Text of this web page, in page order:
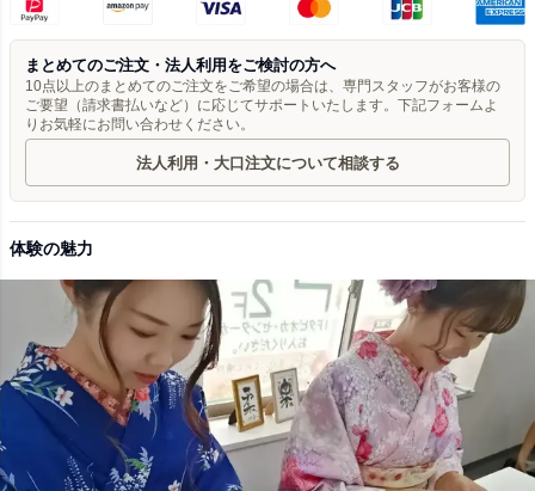
まとめてのご注文・法人利用をご検討の方へ
10点以上のまとめてのご注文をご希望の場合は、専門スタッフがお客様の
ご要望（請求書払いなど）に応じてサポートいたします。下記フォームよ
りお気軽にお問い合わせください。
法人利用・大口注文について相談する
体験の魅力